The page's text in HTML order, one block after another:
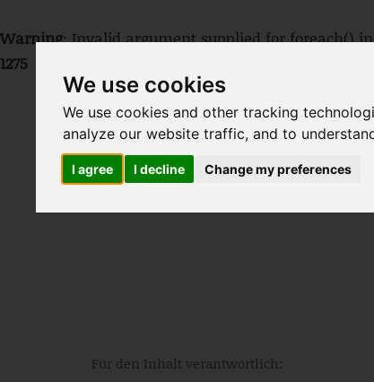
We use cookies
We use cookies and other tracking
analyze our website traffic, and to
I agree I decline Change my preferences
Warning: Invalid argument supplied for foreach()
1275
LOUNGE DORFPUB
Für den Inhalt verantwortlich: